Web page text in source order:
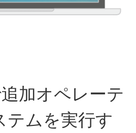
加オペレーテ
テムを実行す